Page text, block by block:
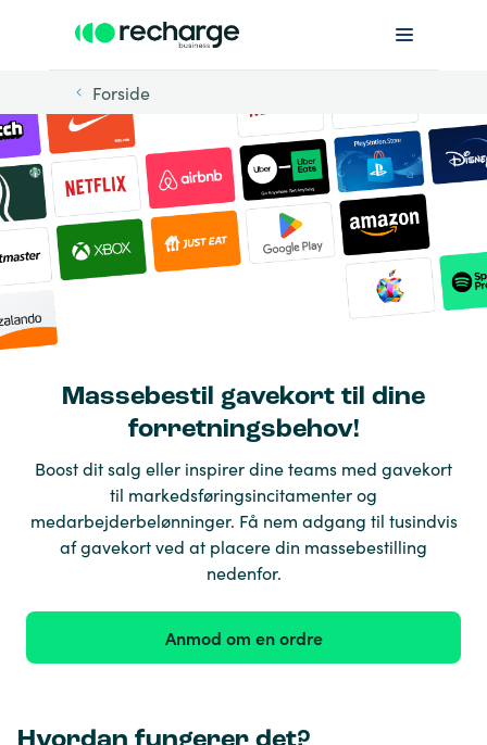
Forside
Massebestil gavekort til dine
forretningsbehov!
Boost dit salg eller inspirer dine teams med gavekort
til markedsføringsincitamenter og
medarbejderbelønninger. Få nem adgang til tusindvis
af gavekort ved at placere din massebestilling
nedenfor.
Anmod om en ordre